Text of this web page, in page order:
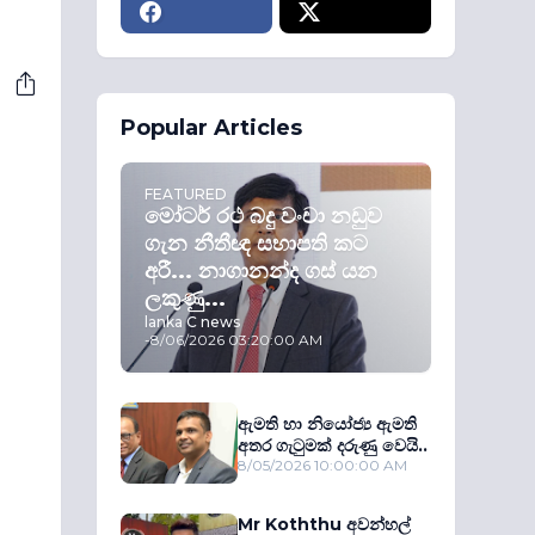
Popular Articles
FEATURED
මෝටර් රථ බදු වංචා නඩුව
ගැන නීතීඥ සභාපති කට
අරී... නාගානන්ද ගස් යන
ලකුණු...
lanka C news
-8/06/2026 03:20:00 AM
ඇමති හා නියෝජ්‍ය ඇමති
අතර ගැටුමක් දරුණු වෙයි..
8/05/2026 10:00:00 AM
Mr Koththu අවන්හල්